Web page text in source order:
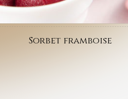
Sorbet framboise